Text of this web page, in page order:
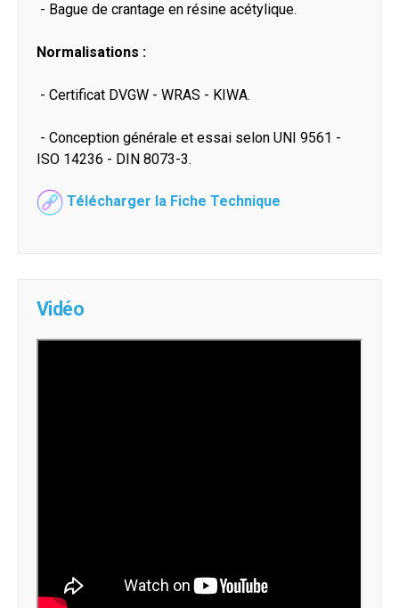
- Bague de crantage en résine acétylique.
Normalisations :
- Certificat DVGW - WRAS - KIWA.
- Conception générale et essai selon UNI 9561 -
ISO 14236 - DIN 8073-3.
Télécharger la Fiche Technique
Vidéo